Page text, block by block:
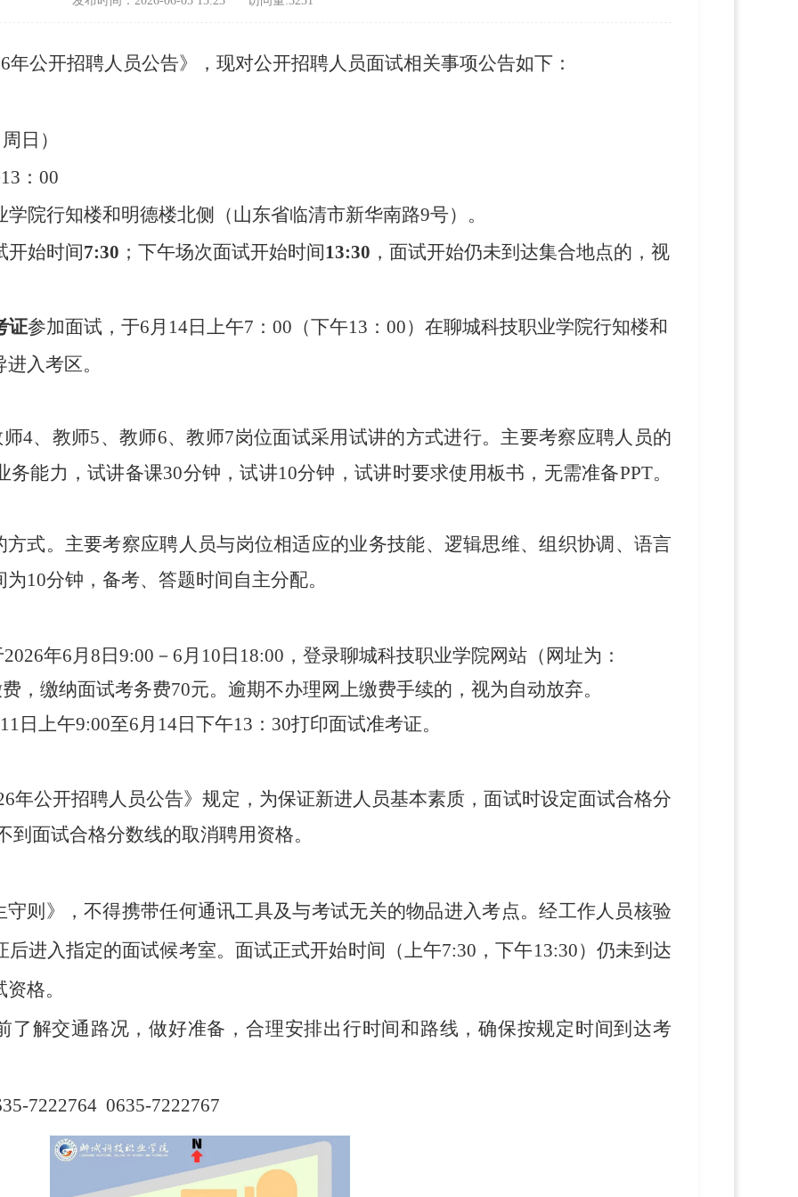
6年公开招聘人员公告》 ，现对公开招聘人员面试相关事项公告如下：
周日 ）
3：00
学院行知楼和明德楼北侧（山东省临清市新华南路9号） 。
开始时间7:30 ；下午场次面试开始时间13:30 ，面试开始仍未到达集合地点的，视
证参加面试，于6月 14日上午7 ： 00（下午13 ： 00）在聊城科技职业学院行知楼和
进入考区。
4、教师5、教师6、教师7岗位面试采用试讲的方式进行。 主要考察应聘人员的
务能力，试讲备课30分钟 ，试讲10分钟，试讲时要求使用板书，无需准备PPT。
方式。 主要考察应聘人员与岗位相适应的业务技能、逻辑思维、组织协调、语言
为10分钟， 备考、答题时间自主分配。
年6月8日9:00－6月10日18:00，登录聊城科技职业学院网站（网址为：
，缴纳面试考务费70元。逾期不办理网上缴费手续的，视为自动放弃。
11日上午9:00至6月14日下午13：30打印面试准考证。
6年公开招聘人员公告》规定，为保证新进人员基本素质，面试时设定面试合格分
到面试合格分数线的取消聘用资格。
守则》，不得携带任何通讯工具及与考试无关的物品进入考点。经工作人员核验
后进入指定的面试候考室。面试正式开始时间 （上午7:30，下午13:30） 仍未到达
格。
了解交通路况，做好准备，合理安排出行时间和路线，确保按规定时间到达考
7222764 0635-7222767